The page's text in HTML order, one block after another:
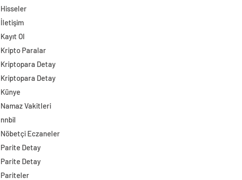
Hisseler
İletişim
Kayıt Ol
Kripto Paralar
Kriptopara Detay
Kriptopara Detay
Künye
Namaz Vakitleri
nnbil
Nöbetçi Eczaneler
Parite Detay
Parite Detay
Pariteler